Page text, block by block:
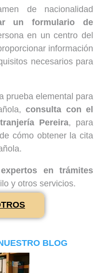
de nacionalidad
un formulario de
en un centro del
información
necesarios para
prueba elemental para
consulta con el
Pereira, para
cómo obtener la cita
expertos en trámites
y otros servicios.
BLOG